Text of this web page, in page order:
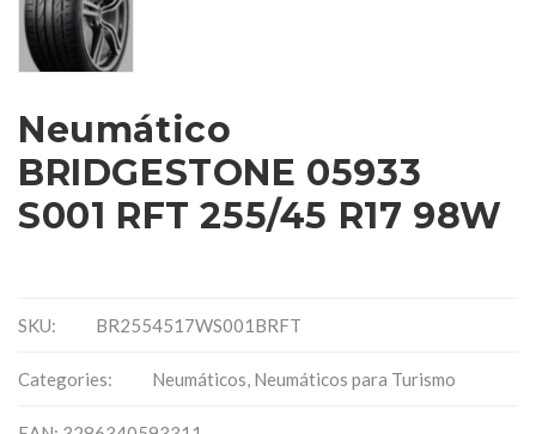
Neumático
BRIDGESTONE 05933
S001 RFT 255/45 R17 98W
SKU: BR2554517WS001BRFT
Categories: Neumáticos, Neumáticos para Turismo